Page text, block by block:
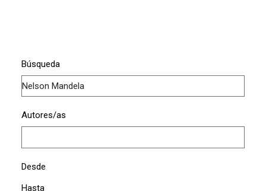
Búsqueda
Autores/as
Desde
Hasta